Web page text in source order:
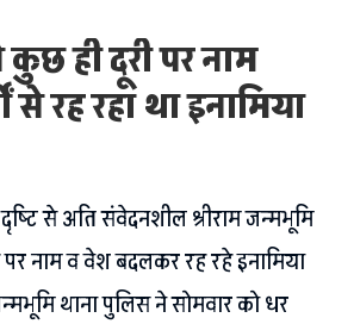
ही दूरी पर नाम
से रह रहा था इनामिया
से अति संवेदनशील श्रीराम जन्मभूमि
पर नाम व वेश बदलकर रह रहे इनामिया
थाना पुलिस ने सोमवार को धर